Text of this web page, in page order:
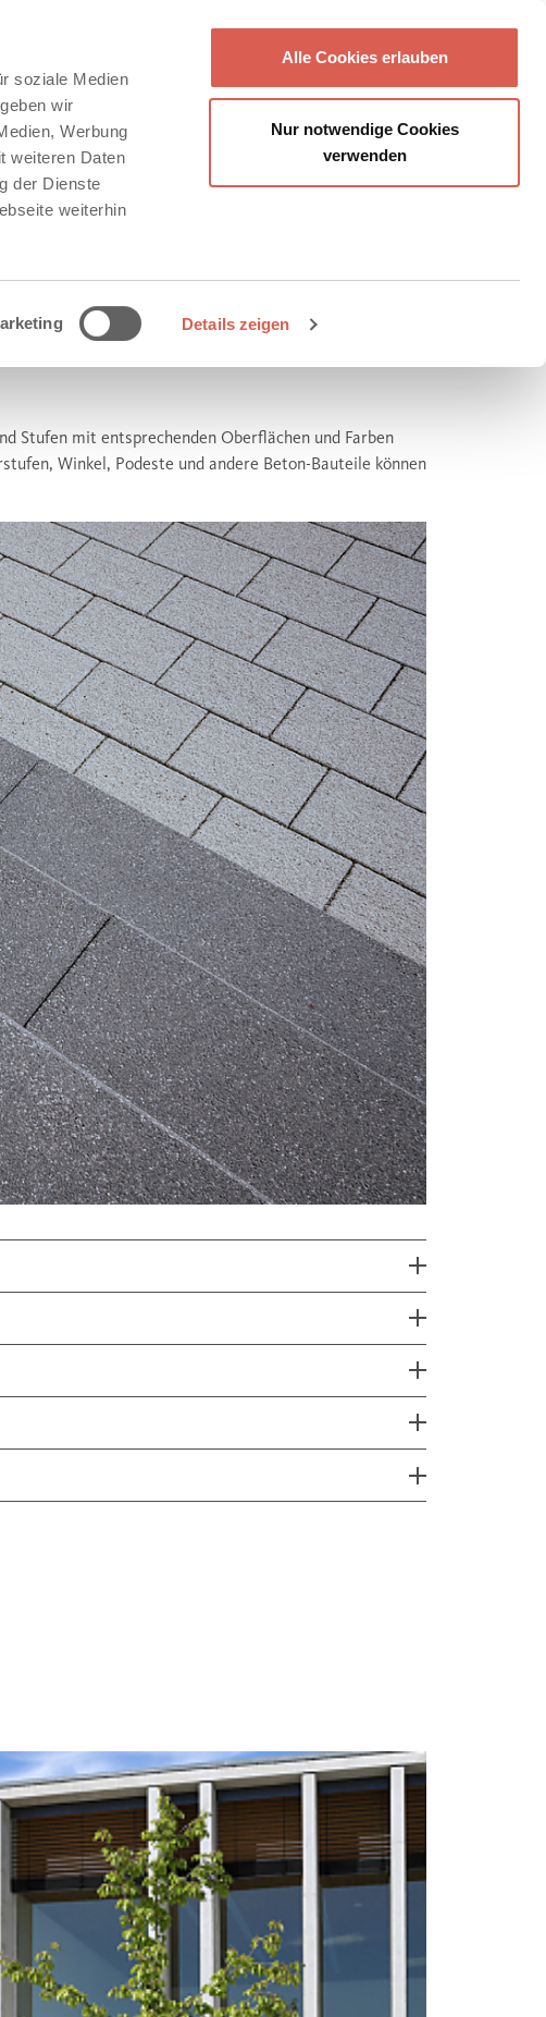
soziale Medien
wir
Werbung
weiteren Daten
der Dienste
weiterhin
Details zeigen
Alle Cookies erlauben
Nur notwendige Cookies
verwenden
Stufen mit entsprechenden Oberflächen und Farben
Winkel, Podeste und andere Beton-Bauteile können